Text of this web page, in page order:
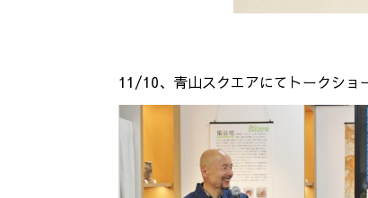
11/10、青山スクエアにてトークショ